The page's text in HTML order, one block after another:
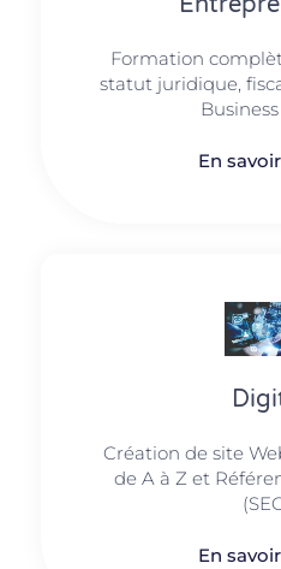
Formation
statut juridique,
Business
En
Création de site
de A à Z et
En